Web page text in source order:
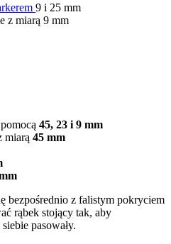
9 i 25 mm
z miarą 9 mm
45, 23 i 9 mm
miarą 45 mm
bezpośrednio z falistym pokryciem
rąbek stojący tak, aby
pasowały.